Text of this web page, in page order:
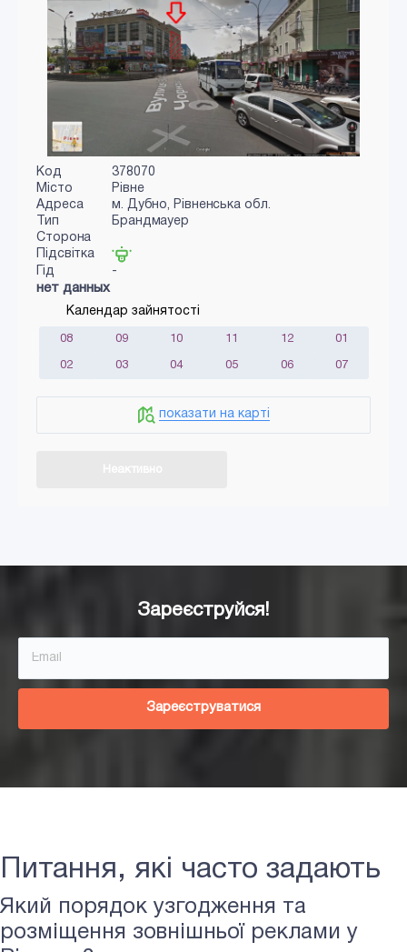
Код
378070
Місто
Рівне
Адреса
м. Дубно, Рівненська обл.
Тип
Брандмауер
Сторона
Підсвітка
Гід
-
нет данных
Календар зайнятості
08 09 10 11 12 01
02 03 04 05 06 07
показати на карті
Зареєструйся!
Зареєструватися
Питання, які часто задають
Який порядок узгодження та
розміщення зовнішньої реклами у